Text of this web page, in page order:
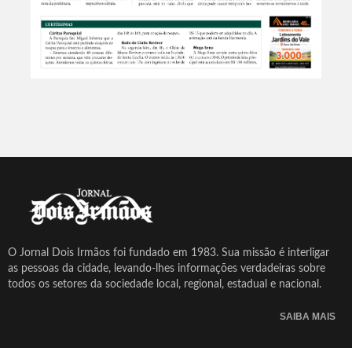
O Jornal Dois Irmãos foi fundado em 1983. Sua missão é interligar
as pessoas da cidade, levando-lhes informações verdadeiras sobre
todos os setores da sociedade local, regional, estadual e nacional.
SAIBA MAIS